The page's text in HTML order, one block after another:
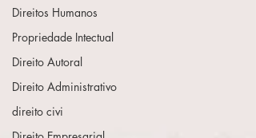
Direitos Humanos
Propriedade Intectual
Direito Autoral
Direito Administrativo
direito civi